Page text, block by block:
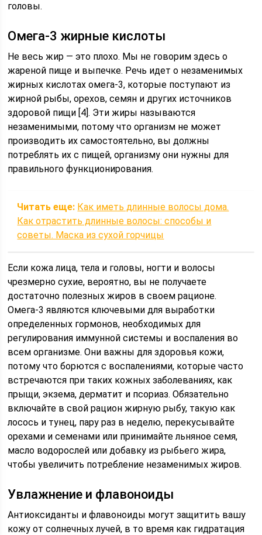
головы.
Омега-3 жирные кислоты
Не весь жир — это плохо. Мы не говорим здесь о
жареной пище и выпечке. Речь идет о незаменимых
жирных кислотах омега-3, которые поступают из
жирной рыбы, орехов, семян и других источников
здоровой пищи [4]. Эти жиры называются
незаменимыми, потому что организм не может
производить их самостоятельно, вы должны
потреблять их с пищей, организму они нужны для
правильного функционирования.
Читать еще: Как иметь длинные волосы дома.
Как отрастить длинные волосы: способы и
советы. Маска из сухой горчицы
Если кожа лица, тела и головы, ногти и волосы
чрезмерно сухие, вероятно, вы не получаете
достаточно полезных жиров в своем рационе.
Омега-3 являются ключевыми для выработки
определенных гормонов, необходимых для
регулирования иммунной системы и воспаления во
всем организме. Они важны для здоровья кожи,
потому что борются с воспалениями, которые часто
встречаются при таких кожных заболеваниях, как
прыщи, экзема, дерматит и псориаз. Обязательно
включайте в свой рацион жирную рыбу, такую как
лосось и тунец, пару раз в неделю, перекусывайте
орехами и семенами или принимайте льняное семя,
масло водорослей или добавку из рыбьего жира,
чтобы увеличить потребление незаменимых жиров.
Увлажнение и флавоноиды
Антиоксиданты и флавоноиды могут защитить вашу
кожу от солнечных лучей, в то время как гидратация